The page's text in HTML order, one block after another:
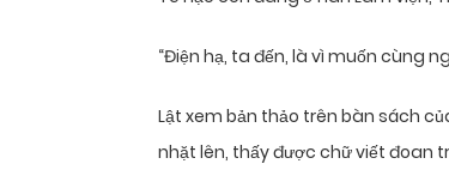
“Điện hạ, ta đến, là vì muốn cùng
Lật xem bản thảo trên bàn sách
nhặt lên, thấy được chữ viết đoan